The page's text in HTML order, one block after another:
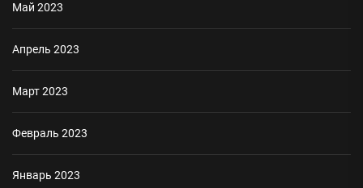
Май 2023
Апрель 2023
Март 2023
Февраль 2023
Январь 2023